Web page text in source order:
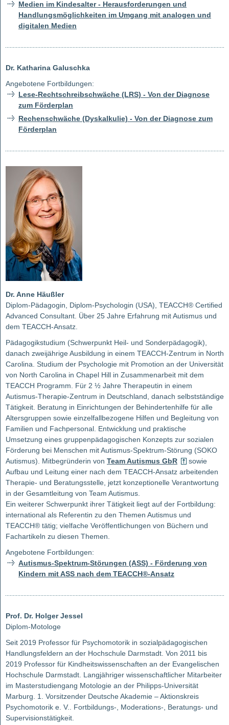
Medien im Kindesalter - Herausforderungen und
Handlungsmöglichkeiten im Umgang mit analogen und
digitalen Medien
Dr. Katharina Galuschka
Angebotene Fortbildungen:
Lese-Rechtschreibschwäche (LRS) - Von der Diagnose
zum Förderplan
Rechenschwäche (Dyskalkulie) - Von der Diagnose zum
Förderplan
Dr. Anne Häußler
Diplom-Pädagogin, Diplom-Psychologin (USA), TEACCH® Certified
Advanced Consultant. Über 25 Jahre Erfahrung mit Autismus und
dem TEACCH-Ansatz.
Pädagogikstudium (Schwerpunkt Heil- und Sonderpädagogik),
danach zweijährige Ausbildung in einem TEACCH-Zentrum in North
Carolina. Studium der Psychologie mit Promotion an der Universität
von North Carolina in Chapel Hill in Zusammenarbeit mit dem
TEACCH Programm. Für 2 ½ Jahre Therapeutin in einem
Autismus-Therapie-Zentrum in Deutschland, danach selbstständige
Tätigkeit. Beratung in Einrichtungen der Behindertenhilfe für alle
Altersgruppen sowie einzelfallbezogene Hilfen und Begleitung von
Familien und Fachpersonal. Entwicklung und praktische
Umsetzung eines gruppenpädagogischen Konzepts zur sozialen
Förderung bei Menschen mit Autismus-Spektrum-Störung (SOKO
Autismus). Mitbegründerin von Team Autismus GbR
sowie
Aufbau und Leitung einer nach dem TEACCH-Ansatz arbeitenden
Therapie- und Beratungsstelle, jetzt konzeptionelle Verantwortung
in der Gesamtleitung von Team Autismus.
Ein weiterer Schwerpunkt ihrer Tätigkeit liegt auf der Fortbildung:
international als Referentin zu den Themen Autismus und
TEACCH® tätig; vielfache Veröffentlichungen von Büchern und
Fachartikeln zu diesen Themen.
Angebotene Fortbildungen:
Autismus-Spektrum-Störungen (ASS) - Förderung von
Kindern mit ASS nach dem TEACCH®-Ansatz
Prof. Dr. Holger Jessel
Diplom-Motologe
Seit 2019 Professor für Psychomotorik in sozialpädagogischen
Handlungsfeldern an der Hochschule Darmstadt. Von 2011 bis
2019 Professor für Kindheitswissenschaften an der Evangelischen
Hochschule Darmstadt. Langjähriger wissenschaftlicher Mitarbeiter
im Masterstudiengang Motologie an der Philipps-Universität
Marburg. 1. Vorsitzender Deutsche Akademie – Aktionskreis
Psychomotorik e. V.. Fortbildungs-, Moderations-, Beratungs- und
Supervisionstätigkeit.